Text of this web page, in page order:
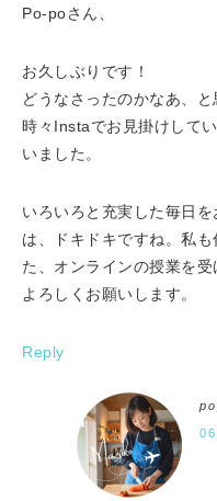
Po-poさん、
お久しぶりです！
どうなさったのかなあ、と
時々Instaでお見掛けして
いました。
いろいろと充実した毎日
は、ドキドキですね。私
た、オンラインの授業を受
よろしくお願いします。
Reply